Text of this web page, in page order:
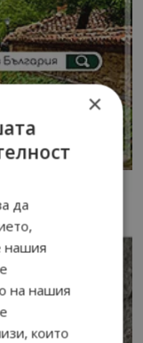
×
да
нашия
на нашия
които